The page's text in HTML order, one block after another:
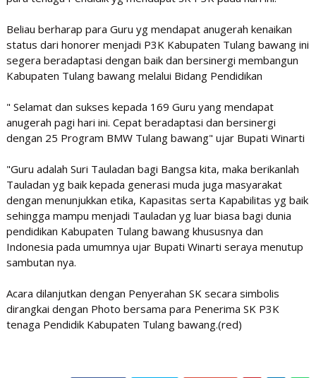
Beliau berharap para Guru yg mendapat anugerah kenaikan
status dari honorer menjadi P3K Kabupaten Tulang bawang ini
segera beradaptasi dengan baik dan bersinergi membangun
Kabupaten Tulang bawang melalui Bidang Pendidikan
" Selamat dan sukses kepada 169 Guru yang mendapat
anugerah pagi hari ini. Cepat beradaptasi dan bersinergi
dengan 25 Program BMW Tulang bawang" ujar Bupati Winarti
"Guru adalah Suri Tauladan bagi Bangsa kita, maka berikanlah
Tauladan yg baik kepada generasi muda juga masyarakat
dengan menunjukkan etika, Kapasitas serta Kapabilitas yg baik
sehingga mampu menjadi Tauladan yg luar biasa bagi dunia
pendidikan Kabupaten Tulang bawang khususnya dan
Indonesia pada umumnya ujar Bupati Winarti seraya menutup
sambutan nya.
Acara dilanjutkan dengan Penyerahan SK secara simbolis
dirangkai dengan Photo bersama para Penerima SK P3K
tenaga Pendidik Kabupaten Tulang bawang.(red)